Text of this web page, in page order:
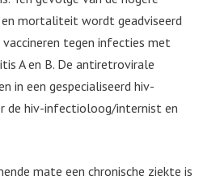
mortaliteit wordt geadviseerd
tegen infecties met
A en B. De antiretrovirale
in een gespecialiseerd hiv-
de hiv-infectioloog/internist en
mate een chronische ziekte is